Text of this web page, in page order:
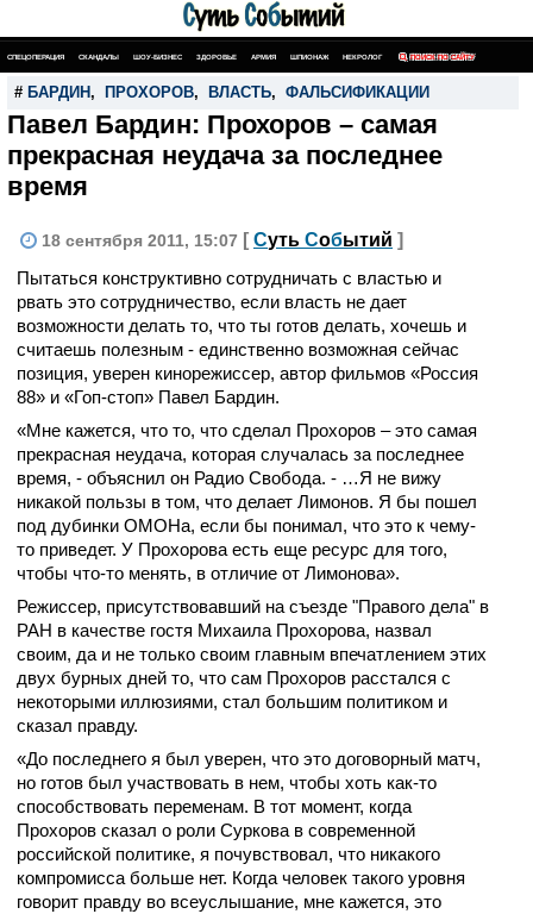
СПЕЦОПЕРАЦИЯ СКАНДАЛЫ ШОУ-БИЗНЕС ЗДОРОВЬЕ АРМИЯ ШПИОНАЖ НЕКРОЛОГ ПОИСК ПО САЙТУ
# БАРДИН , ПРОХОРОВ, ВЛАСТЬ, ФАЛЬСИФИКАЦИИ
Павел Бардин: Прохоров – самая
прекрасная неудача за последнее
время
18 сентября 2011, 15:07 [ Суть Событий ]
Пытаться конструктивно сотрудничать с властью и
рвать это сотрудничество, если власть не дает
возможности делать то, что ты готов делать, хочешь и
считаешь полезным - единственно возможная сейчас
позиция, уверен кинорежиссер, автор фильмов «Россия
88» и «Гоп-стоп» Павел Бардин.
«Мне кажется, что то, что сделал Прохоров – это самая
прекрасная неудача, которая случалась за последнее
время, - объяснил он Радио Свобода. - …Я не вижу
никакой пользы в том, что делает Лимонов. Я бы пошел
под дубинки ОМОНа, если бы понимал, что это к чему-
то приведет. У Прохорова есть еще ресурс для того,
чтобы что-то менять, в отличие от Лимонова».
Режиссер, присутствовавший на съезде "Правого дела" в
РАН в качестве гостя Михаила Прохорова, назвал
своим, да и не только своим главным впечатлением этих
двух бурных дней то, что сам Прохоров расстался с
некоторыми иллюзиями, стал большим политиком и
сказал правду.
«До последнего я был уверен, что это договорный матч,
но готов был участвовать в нем, чтобы хоть как-то
способствовать переменам. В тот момент, когда
Прохоров сказал о роли Суркова в современной
российской политике, я почувствовал, что никакого
компромисса больше нет. Когда человек такого уровня
говорит правду во всеуслышание, мне кажется, это